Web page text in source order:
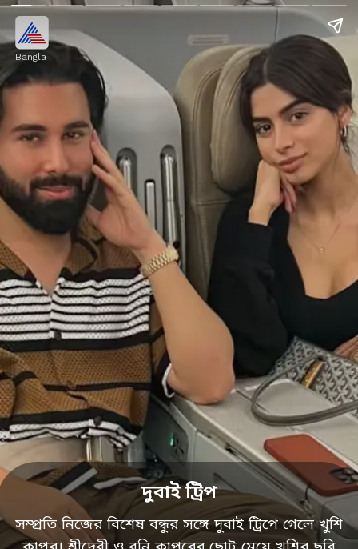
Bangla
দুবাই ট্রিপ
সম্প্রতি নিজের বিশেষ বন্ধুর সঙ্গে দুবাই ট্রিপে গেলে খুশি